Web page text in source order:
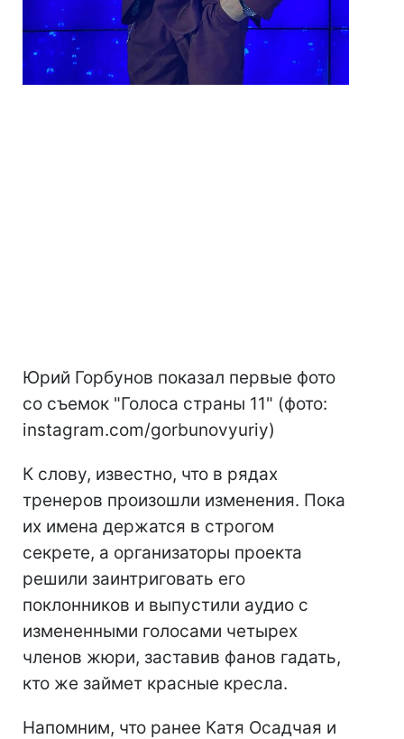
Юрий Горбунов показал первые фото
со съемок "Голоса страны 11" (фото:
instagram.com/gorbunovyuriy)
К слову, известно, что в рядах
тренеров произошли изменения. Пока
их имена держатся в строгом
секрете, а организаторы проекта
решили заинтриговать его
поклонников и выпустили аудио с
измененными голосами четырех
членов жюри, заставив фанов гадать,
кто же займет красные кресла.
Напомним, что ранее Катя Осадчая и